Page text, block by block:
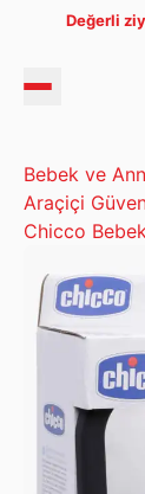
Değerli
Bebek ve
Araçiçi
Chicco